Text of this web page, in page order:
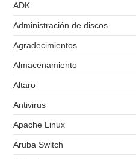
ADK
Administración de discos
Agradecimientos
Almacenamiento
Altaro
Antivirus
Apache Linux
Aruba Switch